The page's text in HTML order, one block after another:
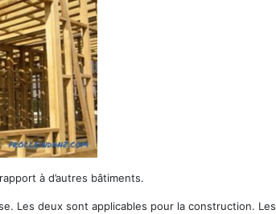
à d’autres bâtiments.
Les deux sont applicables pour la construction. Les